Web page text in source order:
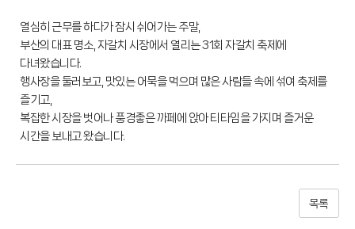
열심히 근무를 하다가 잠시 쉬어가는 주말,
부산의 대표 명소, 자갈치 시장에서 열리는 31회 자갈치 축제에
다녀왔습니다.
행사장을 둘러보고, 맛있는 어묵을 먹으며 많은 사람들 속에 섞여 축제를
즐기고,
복잡한 시장을 벗어나 풍경좋은 까페에 앉아 티타임을 가지며 즐거운
시간을 보내고 왔습니다.
목록